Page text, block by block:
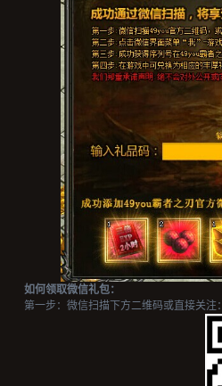
如何领取微信礼包：
第一步：微信扫描下方二维码或直接关注：